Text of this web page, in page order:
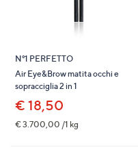
N°1 PERFETTO
Air Eye&Brow matita occhi e
sopracciglia 2 in 1
€ 18,50
€ 3.700,00 /1 kg